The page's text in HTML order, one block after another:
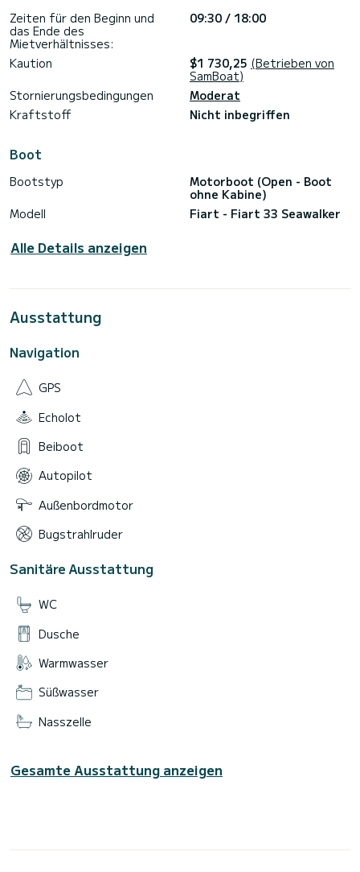
Zeiten für den Beginn und
das Ende des
Mietverhältnisses:
09:30 / 18:00
Kaution $1 730,25 (Betrieben von
SamBoat)
Stornierungsbedingungen
Moderat
Kraftstoff
Nicht inbegriffen
Boot
Bootstyp
Motorboot (Open - Boot
ohne Kabine)
Modell
Fiart - Fiart 33 Seawalker
Alle Details anzeigen
Ausstattung
Navigation
GPS
Echolot
Beiboot
Autopilot
Außenbordmotor
Bugstrahlruder
Sanitäre Ausstattung
WC
Dusche
Warmwasser
Süßwasser
Nasszelle
Gesamte Ausstattung anzeigen